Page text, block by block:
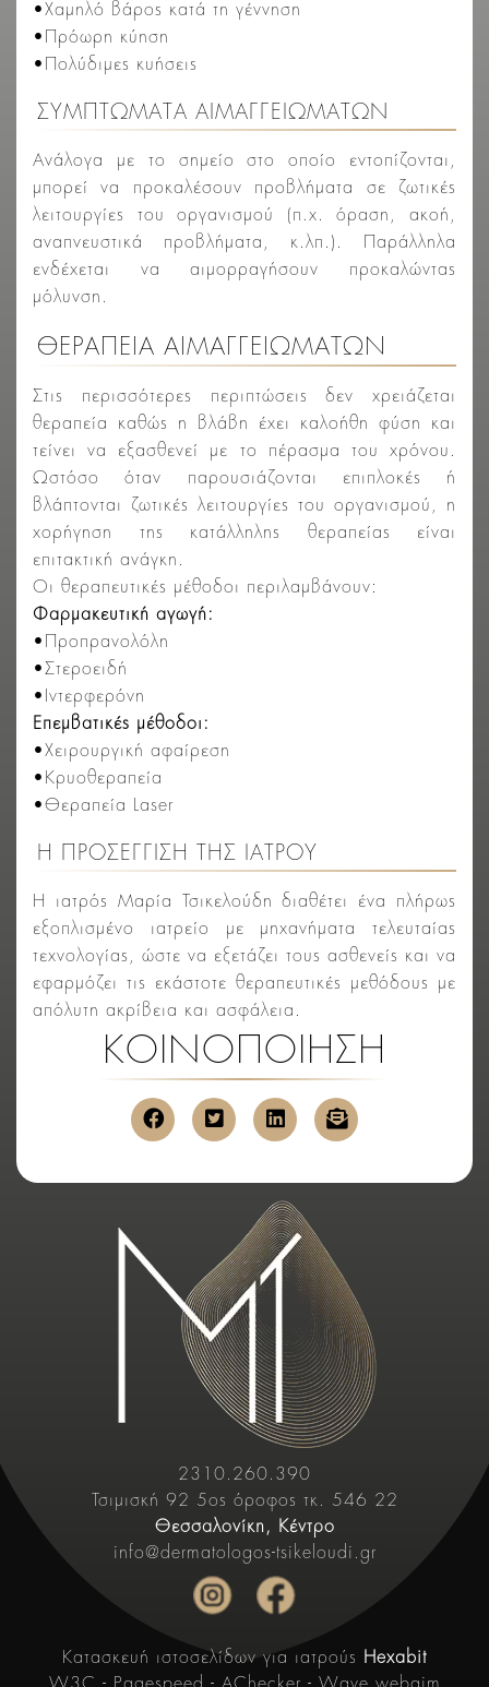
•Χαμηλό βάρος κατά τη γέννηση
•Πρόωρη κύηση
•Πολύδιμες κυήσεις
ΣΥΜΠΤΩΜΑΤΑ ΑΙΜΑΓΓΕΙΩΜΑΤΩΝ
Ανάλογα με το σημείο στο οποίο εντοπίζονται,
μπορεί να προκαλέσουν προβλήματα σε ζωτικές
λειτουργίες του οργανισμού (π.χ. όραση, ακοή,
αναπνευστικά προβλήματα, κ.λπ.). Παράλληλα
ενδέχεται να αιμορραγήσουν προκαλώντας
μόλυνση.
ΘΕΡΑΠΕΙΑ ΑΙΜΑΓΓΕΙΩΜΑΤΩΝ
Στις περισσότερες περιπτώσεις δεν χρειάζεται
θεραπεία καθώς η βλάβη έχει καλοήθη φύση και
τείνει να εξασθενεί με το πέρασμα του χρόνου.
Ωστόσο όταν παρουσιάζονται επιπλοκές ή
βλάπτονται ζωτικές λειτουργίες του οργανισμού, η
χορήγηση της κατάλληλης θεραπείας είναι
επιτακτική ανάγκη.
Οι θεραπευτικές μέθοδοι περιλαμβάνουν:
Φαρμακευτική αγωγή:
•Προπρανολόλη
•Στεροειδή
•Ιντερφερόνη
Επεμβατικές μέθοδοι:
•Χειρουργική αφαίρεση
•Κρυοθεραπεία
•Θεραπεία Laser
Η ΠΡΟΣΕΓΓΙΣΗ ΤΗΣ ΙΑΤΡΟΥ
Η ιατρός Μαρία Τσικελούδη διαθέτει ένα πλήρως
εξοπλισμένο ιατρείο με μηχανήματα τελευταίας
τεχνολογίας, ώστε να εξετάζει τους ασθενείς και να
εφαρμόζει τις εκάστοτε θεραπευτικές μεθόδους με
απόλυτη ακρίβεια και ασφάλεια.
ΚΟΙΝΟΠΟΙΗΣΗ
κοινοποίηση στο facebook
κοινοποίηση στο twitter
κοινοποίηση στο
αποστολή
2310.260.390
Τσιμισκή 92 5ος όροφος τκ. 546 22
Θεσσαλονίκη, Κέντρο
info@dermatologos-tsikeloudi.gr
Κατασκευή ιστοσελίδων για ιατρούς
Hexabit